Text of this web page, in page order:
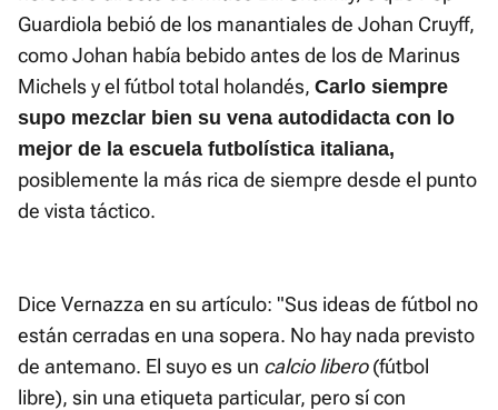
Guardiola bebió de los manantiales de Johan Cruyff,
como Johan había bebido antes de los de Marinus
Michels y el fútbol total holandés, Carlo siempre
supo mezclar bien su vena autodidacta con lo
mejor de la escuela futbolística italiana,
posiblemente la más rica de siempre desde el punto
de vista táctico.
Dice Vernazza en su artículo: "Sus ideas de fútbol no
están cerradas en una sopera. No hay nada previsto
de antemano. El suyo es un calcio libero(fútbol
libre), sin una etiqueta particular, pero sí con